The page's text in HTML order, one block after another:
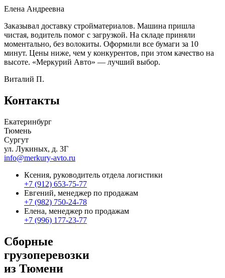
Елена Андреевна
Заказывал доставку стройматериалов. Машина пришла
чистая, водитель помог с загрузкой. На складе приняли
моментально, без волокиты. Оформили все бумаги за 10
минут. Цены ниже, чем у конкурентов, при этом качество на
высоте. «Меркурий Авто» — лучший выбор.
Виталий П.
Контакты
Екатеринбург
Тюмень
Сургут
ул. Лукиных, д. 3Г
info@merkury-avto.ru
Ксения, руководитель отдела логистики
+7 (912) 653-75-77
Евгений, менеджер по продажам
+7 (982) 750-24-78
Елена, менеджер по продажам
+7 (996) 177-23-77
Сборные
грузоперевозки
из Тюмени